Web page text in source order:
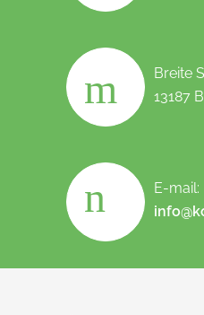
Breite
13187
E-mail: